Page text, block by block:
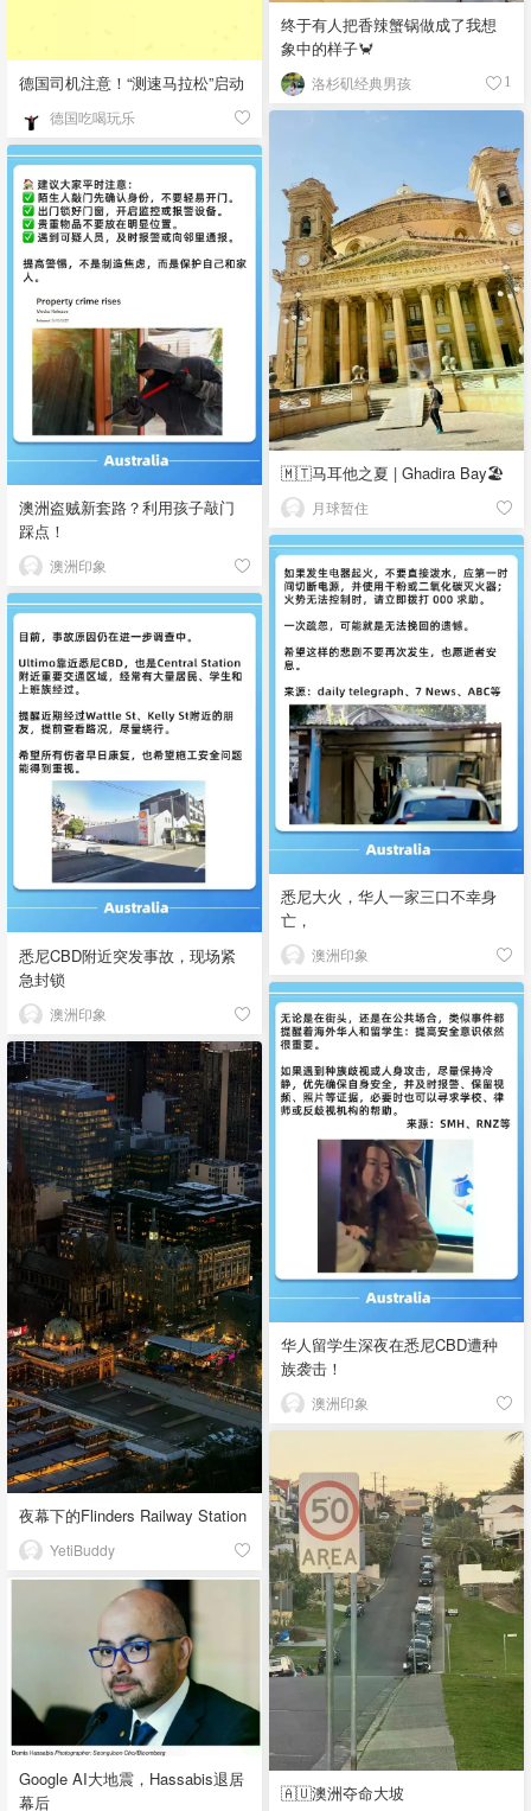
德国司机注意！“测速马拉松”启动
德国吃喝玩乐
终于有人把香辣蟹锅做成了我想
象中的样子🦀
洛杉矶经典男孩 1
🇲🇹马耳他之夏 | Ghadira Bay🏖️
月球暂住
澳洲盗贼新套路？利用孩子敲门
踩点！
澳洲印象
悉尼大火，华人一家三口不幸身
亡，
澳洲印象
悉尼CBD附近突发事故，现场紧
急封锁
澳洲印象
华人留学生深夜在悉尼CBD遭种
族袭击！
澳洲印象
夜幕下的Flinders Railway Station
YetiBuddy
🇦🇺澳洲夺命大坡
Google AI大地震，Hassabis退居
幕后